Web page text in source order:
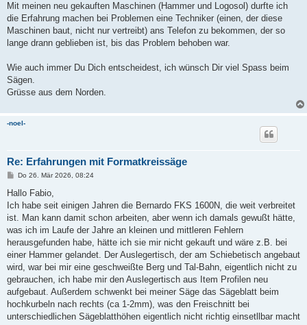
Mit meinen neu gekauften Maschinen (Hammer und Logosol) durfte ich
die Erfahrung machen bei Problemen eine Techniker (einen, der diese
Maschinen baut, nicht nur vertreibt) ans Telefon zu bekommen, der so
lange drann geblieben ist, bis das Problem behoben war.
Wie auch immer Du Dich entscheidest, ich wünsch Dir viel Spass beim
Sägen.
Grüsse aus dem Norden.
-noel-
Re: Erfahrungen mit Formatkreissäge
B
i
r
a
Do 26. Mär 2026, 08:24
Hallo Fabio,
Ich habe seit einigen Jahren die Bernardo FKS 1600N, die weit verbreitet
ist. Man kann damit schon arbeiten, aber wenn ich damals gewußt hätte,
was ich im Laufe der Jahre an kleinen und mittleren Fehlern
herausgefunden habe, hätte ich sie mir nicht gekauft und wäre z.B. bei
einer Hammer gelandet. Der Auslegertisch, der am Schiebetisch angebaut
wird, war bei mir eine geschweißte Berg und Tal-Bahn, eigentlich nicht zu
gebrauchen, ich habe mir den Auslegertisch aus Item Profilen neu
aufgebaut. Außerdem schwenkt bei meiner Säge das Sägeblatt beim
hochkurbeln nach rechts (ca 1-2mm), was den Freischnitt bei
unterschiedlichen Sägeblatthöhen eigentlich nicht richtig einsetllbar macht